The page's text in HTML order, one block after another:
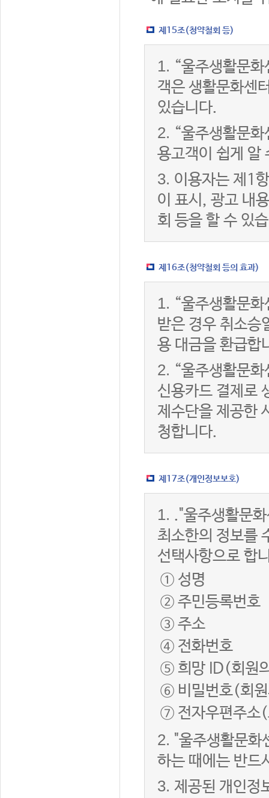
제15조(청약철회 등)
1. “울주생활문
객은 생활문화센
있습니다.
2. “울주생활문
용고객이 쉽게 알
3. 이용자는 제1
이 표시, 광고 내
회 등을 할 수 있
제16조(청약철회 등의 효과)
1. “울주생활문
받은 경우 취소승
용 대금을 환급합
2. “울주생활문
신용카드 결제로
제수단을 제공한
청합니다.
제17조(개인정보보호)
1. ."울주생활문
최소한의 정보를
선택사항으로 합
① 성명
② 주민등록번호
③ 주소
④ 전화번호
⑤ 희망 ID(회원
⑥ 비밀번호(회
⑦ 전자우편주소
2. "울주생활문화
하는 때에는 반드
3. 제공된 개인정